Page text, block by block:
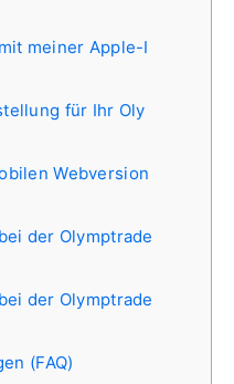
meiner Apple-I
für Ihr Oly
Webversion
der Olymptrade
der Olymptrade
(FAQ)